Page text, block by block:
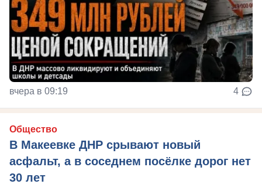
вчера в 09:19 4
Общество
В Макеевке ДНР срывают новый
асфальт, а в соседнем посёлке дорог нет
30 лет